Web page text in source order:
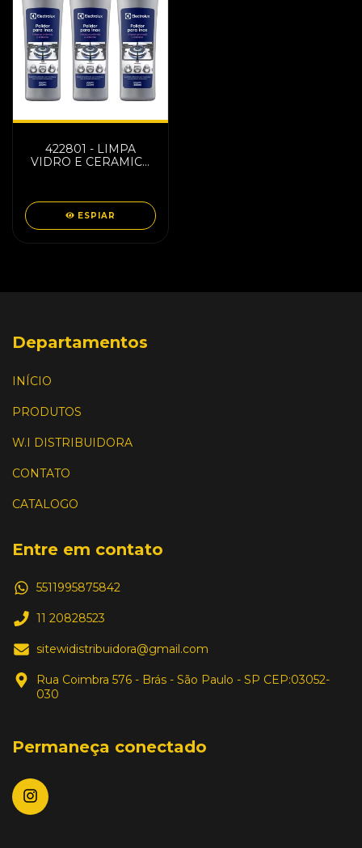
422801 - LIMPA
VIDRO E CERAMICA
ESPIAR
Departamentos
INÍCIO
PRODUTOS
W.I DISTRIBUIDORA
CONTATO
CATALOGO
Entre em contato
5511995875842
11 20828523
sitewidistribuidora@gmail.com
Rua Coimbra 576 - Brás - São Paulo - SP CEP:03052-
030
Permaneça conectado